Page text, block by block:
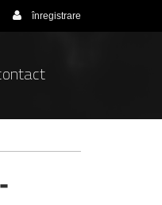
înregistrare